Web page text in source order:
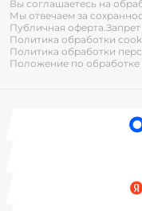
Вы соглашаетесь на
Мы отвечаем за
Публичная оферта.
Политика обработки
Политика обработки
Положение по